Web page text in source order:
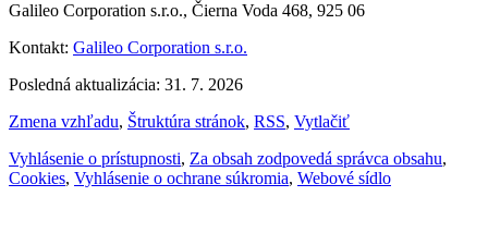
Galileo Corporation s.r.o., Čierna Voda 468, 925 06
Kontakt: Galileo Corporation s.r.o.
Posledná aktualizácia: 31. 7. 2026
Zmena vzhľadu, Štruktúra stránok, RSS, Vytlačiť
Vyhlásenie o prístupnosti, Za obsah zodpovedá správca obsahu,
Cookies, Vyhlásenie o ochrane súkromia, Webové sídlo